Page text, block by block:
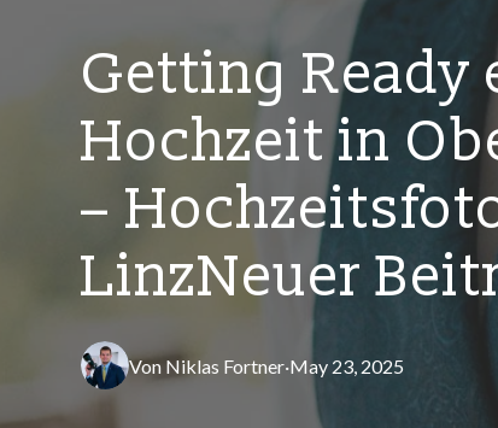
Getting Ready
Hochzeit in
–
LinzNeuer
May 23, 2025
·
Von Niklas Fortner